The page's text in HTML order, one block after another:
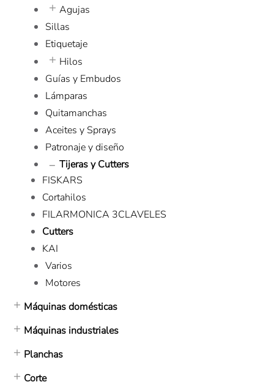
Agujas
Sillas
Etiquetaje
Hilos
Guías y Embudos
Lámparas
Quitamanchas
Aceites y Sprays
Patronaje y diseño
Tijeras y Cutters
FISKARS
Cortahilos
FILARMONICA 3CLAVELES
Cutters
KAI
Varios
Motores
Máquinas domésticas
Máquinas industriales
Planchas
Corte